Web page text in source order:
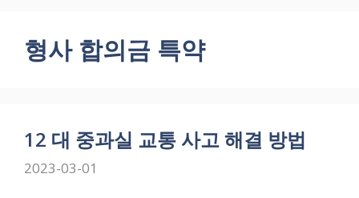
형사 합의금 특약
12 대 중과실 교통 사고 해결 방법
2023-03-01